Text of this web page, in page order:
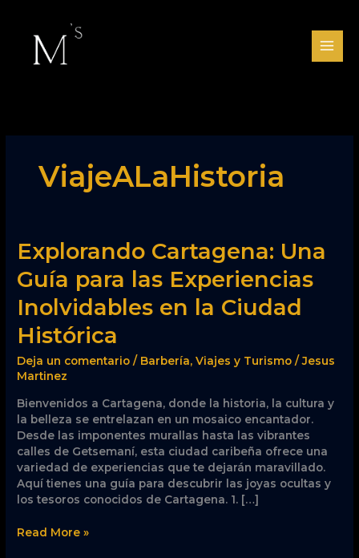
contenido
ViajeALaHistoria
Explorando Cartagena: Una
Guía para las Experiencias
Inolvidables en la Ciudad
Histórica
Deja un comentario / Barbería,Viajes y Turismo /Jesus
Martinez
Bienvenidos a Cartagena, donde la historia, la cultura y
la belleza se entrelazan en un mosaico encantador.
Desde las imponentes murallas hasta las vibrantes
calles de Getsemaní, esta ciudad caribeña ofrece una
variedad de experiencias que te dejarán maravillado.
Aquí tienes una guía para descubrir las joyas ocultas y
los tesoros conocidos de Cartagena. 1. […]
Explorando
Cartagena:
Una
para
Experiencias
Inolvidables
en
Ciudad
Histórica
Read More »